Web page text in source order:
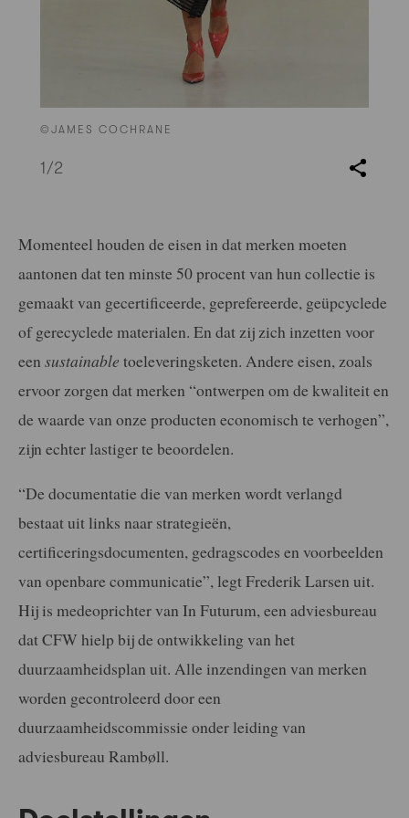
©JAMES COCHRANE
1/2
Momenteel houden de eisen in dat merken moeten
aantonen dat ten minste 50 procent van hun collectie is
gemaakt van gecertificeerde, geprefereerde, geüpcyclede
of gerecyclede materialen. En dat zij zich inzetten voor
een sustainable toeleveringsketen. Andere eisen, zoals
ervoor zorgen dat merken “ontwerpen om de kwaliteit en
de waarde van onze producten economisch te verhogen”,
zijn echter lastiger te beoordelen.
“De documentatie die van merken wordt verlangd
bestaat uit links naar strategieën,
certificeringsdocumenten, gedragscodes en voorbeelden
van openbare communicatie”, legt Frederik Larsen uit.
Hij is medeoprichter van In Futurum, een adviesbureau
dat CFW hielp bij de ontwikkeling van het
duurzaamheidsplan uit. Alle inzendingen van merken
worden gecontroleerd door een
duurzaamheidscommissie onder leiding van
adviesbureau Rambøll.